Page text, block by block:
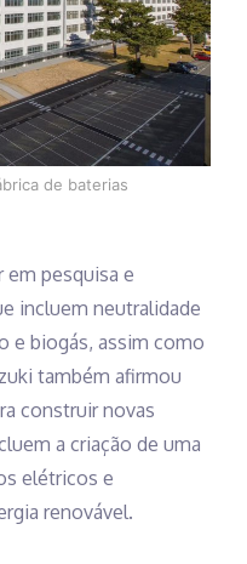
de baterias
em pesquisa e
incluem neutralidade
e biogás, assim como
também afirmou
construir novas
a criação de uma
elétricos e
renovável.